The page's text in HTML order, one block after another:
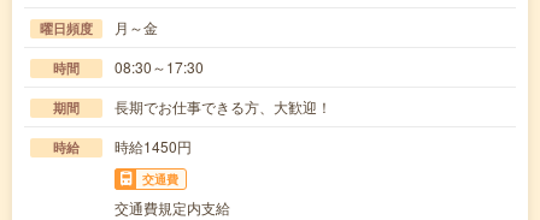
曜日頻度 月～金
時間 08:30～17:30
期間 長期でお仕事できる方、大歓迎！
時給 時給1450円
交通費
交通費規定内支給